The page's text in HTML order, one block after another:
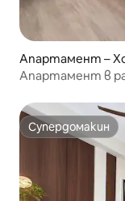
Апартамент –
Апартамент в
Супердомакин
Супердомакин